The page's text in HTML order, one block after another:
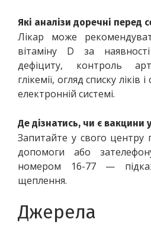
Які аналізи доречні перед
Лікар може
вітаміну D за
дефіциту, контроль
глікемії, огляд списку ліків
електронній системі.
Де дізнатись, чи є вакцини
Запитайте у свого центру
допомоги або
номером 16-77 —
щеплення.
Джерела